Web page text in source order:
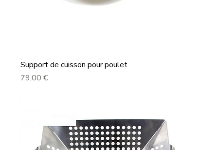
Support de cuisson pour poulet
Prix
79,00 €